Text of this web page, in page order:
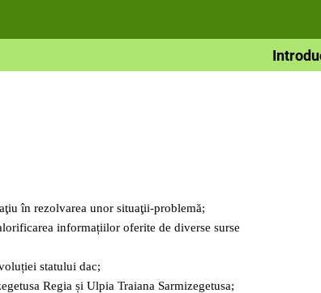
în rezolvarea unor situaţii-problemă;
informațiilor oferite de diverse surse
statului dac;
Regia și Ulpia Traiana Sarmizegetusa;